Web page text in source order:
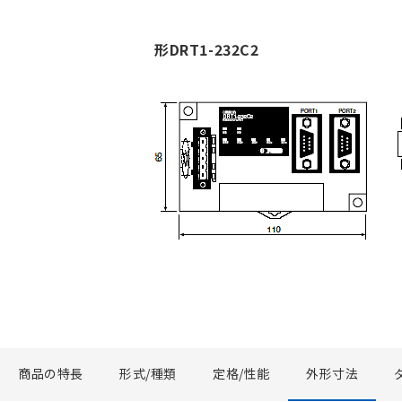
形DRT1-232C2
商品の特長 形式/種類 定格/性能 外形寸法